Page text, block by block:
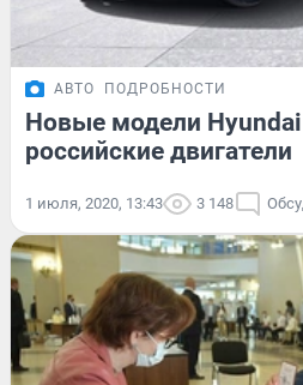
АВТО ПОДРОБНОСТИ
Новые модели Hyundai
российские двигатели
1 июля, 2020, 13:43 3 148